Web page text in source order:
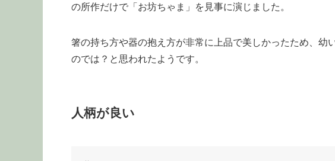
の所作だけで「お坊ちゃま」を見事に演じました。
箸の持ち方や器の抱え方が非常に上品で美しかったため、幼
のでは？と思われたようです。
人柄が良い